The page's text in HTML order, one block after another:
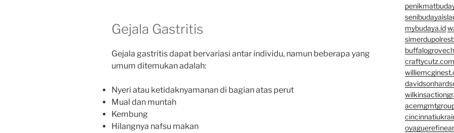
Gejala Gastritis
Gejala gastritis dapat bervariasi antar individu, namun beberapa yang
umum ditemukan adalah:
Nyeri atau ketidaknyamanan di bagian atas perut
Mual dan muntah
Kembung
Hilangnya nafsu makan
mybudaya.id
craftycutz.com